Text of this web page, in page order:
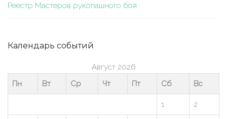
Реестр Мастеров рукопашного боя
Календарь событий
Август 2026
Пн
Вт Ср Чт Пт Сб Вс
1 2